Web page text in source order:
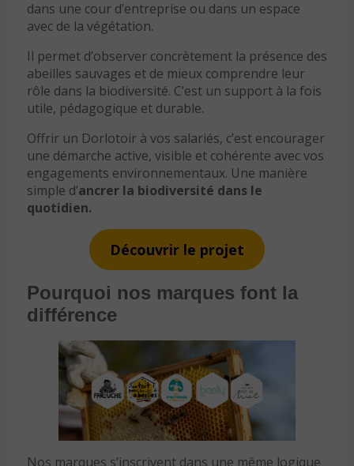
dans une cour d’entreprise ou dans un espace
avec de la végétation.
Il permet d’observer concrètement la présence des
abeilles sauvages et de mieux comprendre leur
rôle dans la biodiversité. C’est un support à la fois
utile, pédagogique et durable.
Offrir un Dorlotoir à vos salariés, c’est encourager
une démarche active, visible et cohérente avec vos
engagements environnementaux. Une manière
simple d’ancrer la biodiversité dans le
quotidien.
Découvrir le projet
Pourquoi nos marques font la
différence
Nos marques s’inscrivent dans une même logique